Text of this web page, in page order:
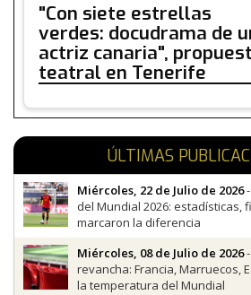
"Con siete estrellas
verdes: docudrama de
actriz canaria",
teatral en Tenerife
ÚLTIMAS
Miércoles, 22 de Julio de 2026-
del Mundial 2026: estadísticas,
marcaron la diferencia
Miércoles, 08 de Julio de 2026-
revancha: Francia, Marruecos,
la temperatura del Mundial